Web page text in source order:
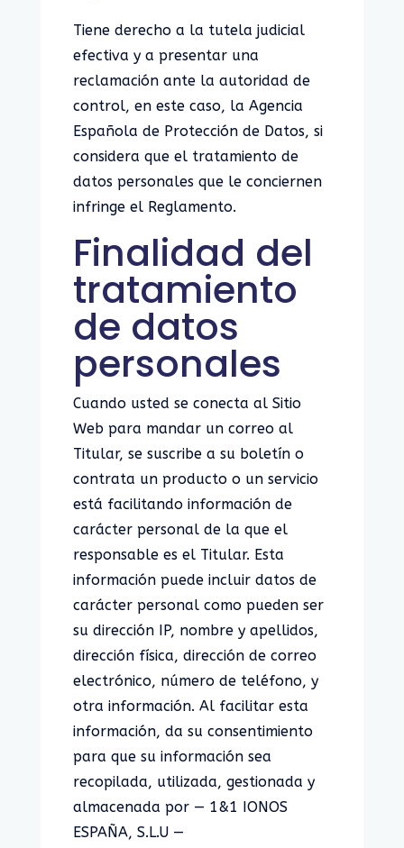
Tiene derecho a la tutela judicial
efectiva y a presentar una
reclamación ante la autoridad de
control, en este caso, la Agencia
Española de Protección de Datos, si
considera que el tratamiento de
datos personales que le conciernen
infringe el Reglamento.
Finalidad del
tratamiento
de datos
personales
Cuando usted se conecta al Sitio
Web para mandar un correo al
Titular, se suscribe a su boletín o
contrata un producto o un servicio
está facilitando información de
carácter personal de la que el
responsable es el Titular. Esta
información puede incluir datos de
carácter personal como pueden ser
su dirección IP, nombre y apellidos,
dirección física, dirección de correo
electrónico, número de teléfono, y
otra información. Al facilitar esta
información, da su consentimiento
para que su información sea
recopilada, utilizada, gestionada y
almacenada por — 1&1 IONOS
ESPAÑA, S.L.U —